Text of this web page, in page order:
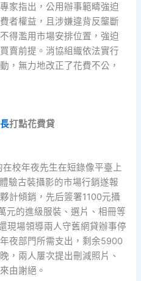
指出，公用辦事範疇強迫
者權益，且涉嫌違背反壟斷
得濫用市場安排位置，強迫
賣前提。消協組織依法實行
，無力地改正了花費不公，
打點花費貸
校年夜先生在短錄像平臺上
驗古裝攝影的市場行銷遂報
計傾銷，先后簽署1100元攝
元的進級服裝、選片、相冊等
現場領導兩人守舊網貸辦事停
夜部門所需支出，剩余5900
，兩人屢次提出刪減照片、
由謝絕。